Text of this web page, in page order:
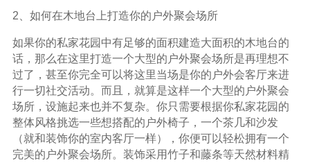
2、如何在木地台上打造你的户外聚会场所
如果你的私家花园中有足够的面积建造大面积的木地台的
话，那么在这里打造一个大型的户外聚会场所是再理想不
过了，甚至你完全可以将这里当场是你的户外会客厅来进
行一切社交活动。而且，就算是这样一个大型的户外聚会
场所，设施起来也并不复杂。你只需要根据你私家花园的
整体风格挑选一些想搭配的户外椅子，一个茶几和沙发
（就和装饰你的室内客厅一样），你便可以轻松拥有一个
完美的户外聚会场所。装饰采用竹子和藤条等天然材料精